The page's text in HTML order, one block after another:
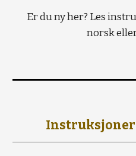
Er du ny her? Les
norsk
Instruksjoner